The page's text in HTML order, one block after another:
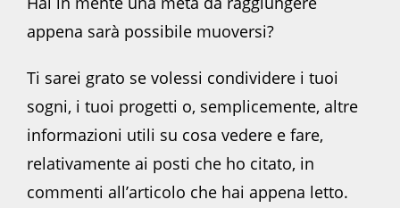
appena sarà possibile muoversi?
Ti sarei grato se volessi condividere i tuoi
sogni, i tuoi progetti o, semplicemente, altre
informazioni utili su cosa vedere e fare,
relativamente ai posti che ho citato, in
commenti all’articolo che hai appena letto.